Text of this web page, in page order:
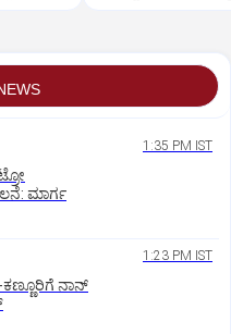
1:35 PM IST
ಮಾರ್ಗ
1:23 PM IST
ನಾನ್‌